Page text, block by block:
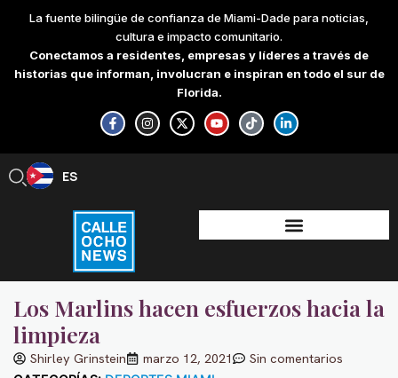
content
La fuente bilingüe de confianza de Miami-Dade para noticias,
cultura e impacto comunitario.
Conectamos a residentes, empresas y líderes a través de
historias que informan, involucran e inspiran en todo el sur de
Florida.
F
a
c
e
-
f
I
n
s
t
X
-
t
w
Y
o
u
t
T
i
k
t
L
i
n
k
-
i
n
ES
EN
Los Marlins hacen esfuerzos hacia la
limpieza
Shirley Grinstein marzo 12, 2021 Sin comentarios